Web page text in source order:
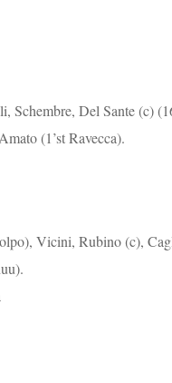
Del Sante (c)
(1’st Ravecca).
Vicini, Rubino (c),